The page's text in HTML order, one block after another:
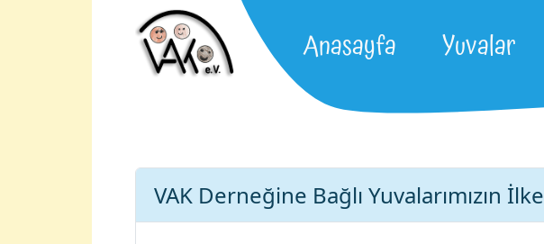
Ana İçeriğe Git
Ana Menüye Git
Altbilgi İçeriğine GitAnasayfa Yuvalar
VAK Derneğine Bağlı Yuvalarımızın